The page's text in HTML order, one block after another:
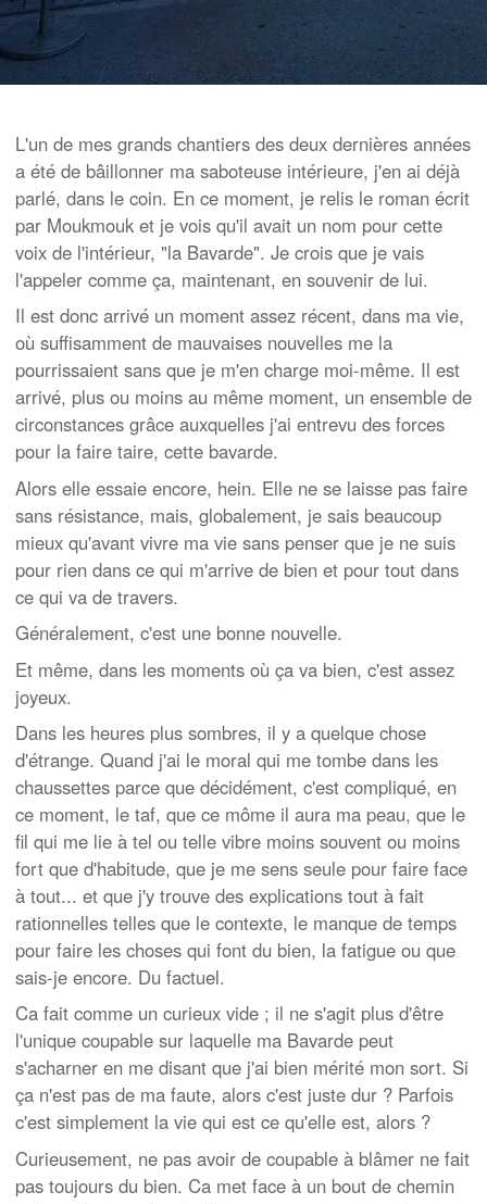
L'un de mes grands chantiers des deux dernières années
a été de bâillonner ma saboteuse intérieure, j'en ai déjà
parlé, dans le coin. En ce moment, je relis le roman écrit
par Moukmouk et je vois qu'il avait un nom pour cette
voix de l'intérieur, "la Bavarde". Je crois que je vais
l'appeler comme ça, maintenant, en souvenir de lui.
Il est donc arrivé un moment assez récent, dans ma vie,
où suffisamment de mauvaises nouvelles me la
pourrissaient sans que je m'en charge moi-même. Il est
arrivé, plus ou moins au même moment, un ensemble de
circonstances grâce auxquelles j'ai entrevu des forces
pour la faire taire, cette bavarde.
Alors elle essaie encore, hein. Elle ne se laisse pas faire
sans résistance, mais, globalement, je sais beaucoup
mieux qu'avant vivre ma vie sans penser que je ne suis
pour rien dans ce qui m'arrive de bien et pour tout dans
ce qui va de travers.
Généralement, c'est une bonne nouvelle.
Et même, dans les moments où ça va bien, c'est assez
joyeux.
Dans les heures plus sombres, il y a quelque chose
d'étrange. Quand j'ai le moral qui me tombe dans les
chaussettes parce que décidément, c'est compliqué, en
ce moment, le taf, que ce môme il aura ma peau, que le
fil qui me lie à tel ou telle vibre moins souvent ou moins
fort que d'habitude, que je me sens seule pour faire face
à tout... et que j'y trouve des explications tout à fait
rationnelles telles que le contexte, le manque de temps
pour faire les choses qui font du bien, la fatigue ou que
sais-je encore. Du factuel.
Ca fait comme un curieux vide ; il ne s'agit plus d'être
l'unique coupable sur laquelle ma Bavarde peut
s'acharner en me disant que j'ai bien mérité mon sort. Si
ça n'est pas de ma faute, alors c'est juste dur ? Parfois
c'est simplement la vie qui est ce qu'elle est, alors ?
Curieusement, ne pas avoir de coupable à blâmer ne fait
pas toujours du bien. Ca met face à un bout de chemin